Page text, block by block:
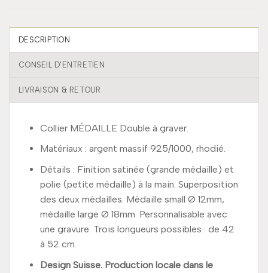
DESCRIPTION
CONSEIL D’ENTRETIEN
LIVRAISON & RETOUR
Collier MÉDAILLE Double à graver.
Matériaux : argent massif 925/1000, rhodié.
Détails : Finition satinée (grande médaille) et
polie (petite médaille) à la main. Superposition
des deux médailles. Médaille small Ø 12mm,
médaille large Ø 18mm. Personnalisable avec
une gravure. Trois longueurs possibles : de 42
à 52 cm.
Design Suisse. Production locale dans le